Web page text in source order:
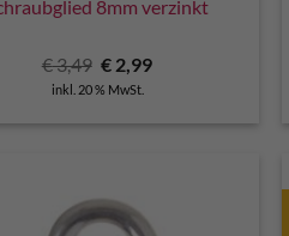
8mm verzinkt
€3,49 Ursprünglicher
Preis
war:
€ 2,99Aktueller
inkl. 20 % MwSt.